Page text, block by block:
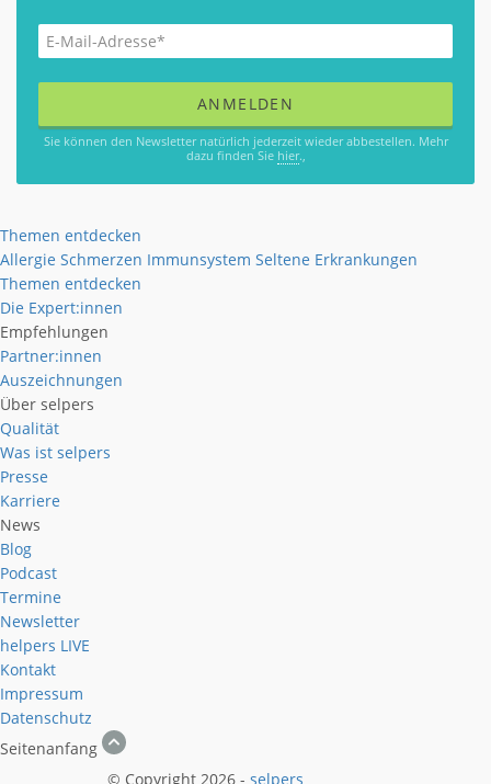
Sie können den Newsletter natürlich jederzeit wieder abbestellen. Mehr
dazu finden Sie hier.,
Themen entdecken
Allergie Schmerzen Immunsystem Seltene Erkrankungen
Themen entdecken
Die Expert:innen
Empfehlungen
Partner:innen
Auszeichnungen
Über selpers
Qualität
Was ist selpers
Presse
Karriere
News
Blog
Podcast
Termine
Newsletter
helpers LIVE
Kontakt
Impressum
Datenschutz
Seitenanfang
© Copyright 2026 - selpers